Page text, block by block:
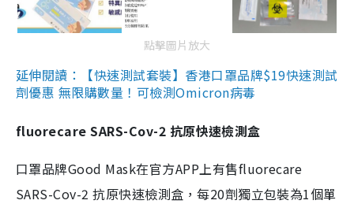
點擊圖片放大
延伸閱讀：【快速測試套裝】香港口罩品牌$19快速測試
劑優惠 無限購數量！可檢測Omicron病毒
fluorecare SARS-Cov-2 抗原快速檢測盒
口罩品牌Good Mask在官方APP上有售fluorecare
SARS-Cov-2 抗原快速檢測盒，每20劑獨立包裝為1個單